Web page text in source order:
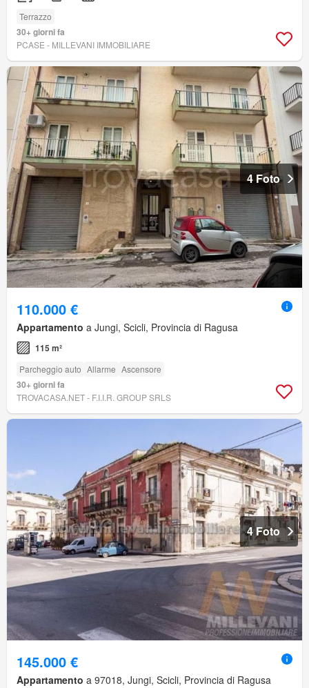
Terrazzo
30+ giorni fa
PCASE - MILLEVANI IMMOBILIARE
4 Foto
110.000 €
Appartamento a Jungi, Scicli, Provincia di Ragusa
115 m²
Parcheggio auto Allarme Ascensore
30+ giorni fa
TROVACASA.NET - F.I.I.R. GROUP SRLS
4 Foto
145.000 €
Appartamento a 97018, Jungi, Scicli, Provincia di Ragusa